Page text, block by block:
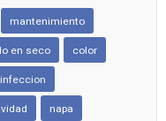
mantenimiento
en seco color
napa